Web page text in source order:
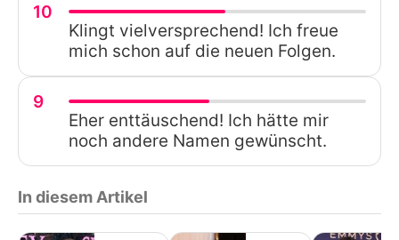
10
Klingt vielversprechend! Ich freue
mich schon auf die neuen Folgen.
9
Eher enttäuschend! Ich hätte mir
noch andere Namen gewünscht.
In diesem Artikel